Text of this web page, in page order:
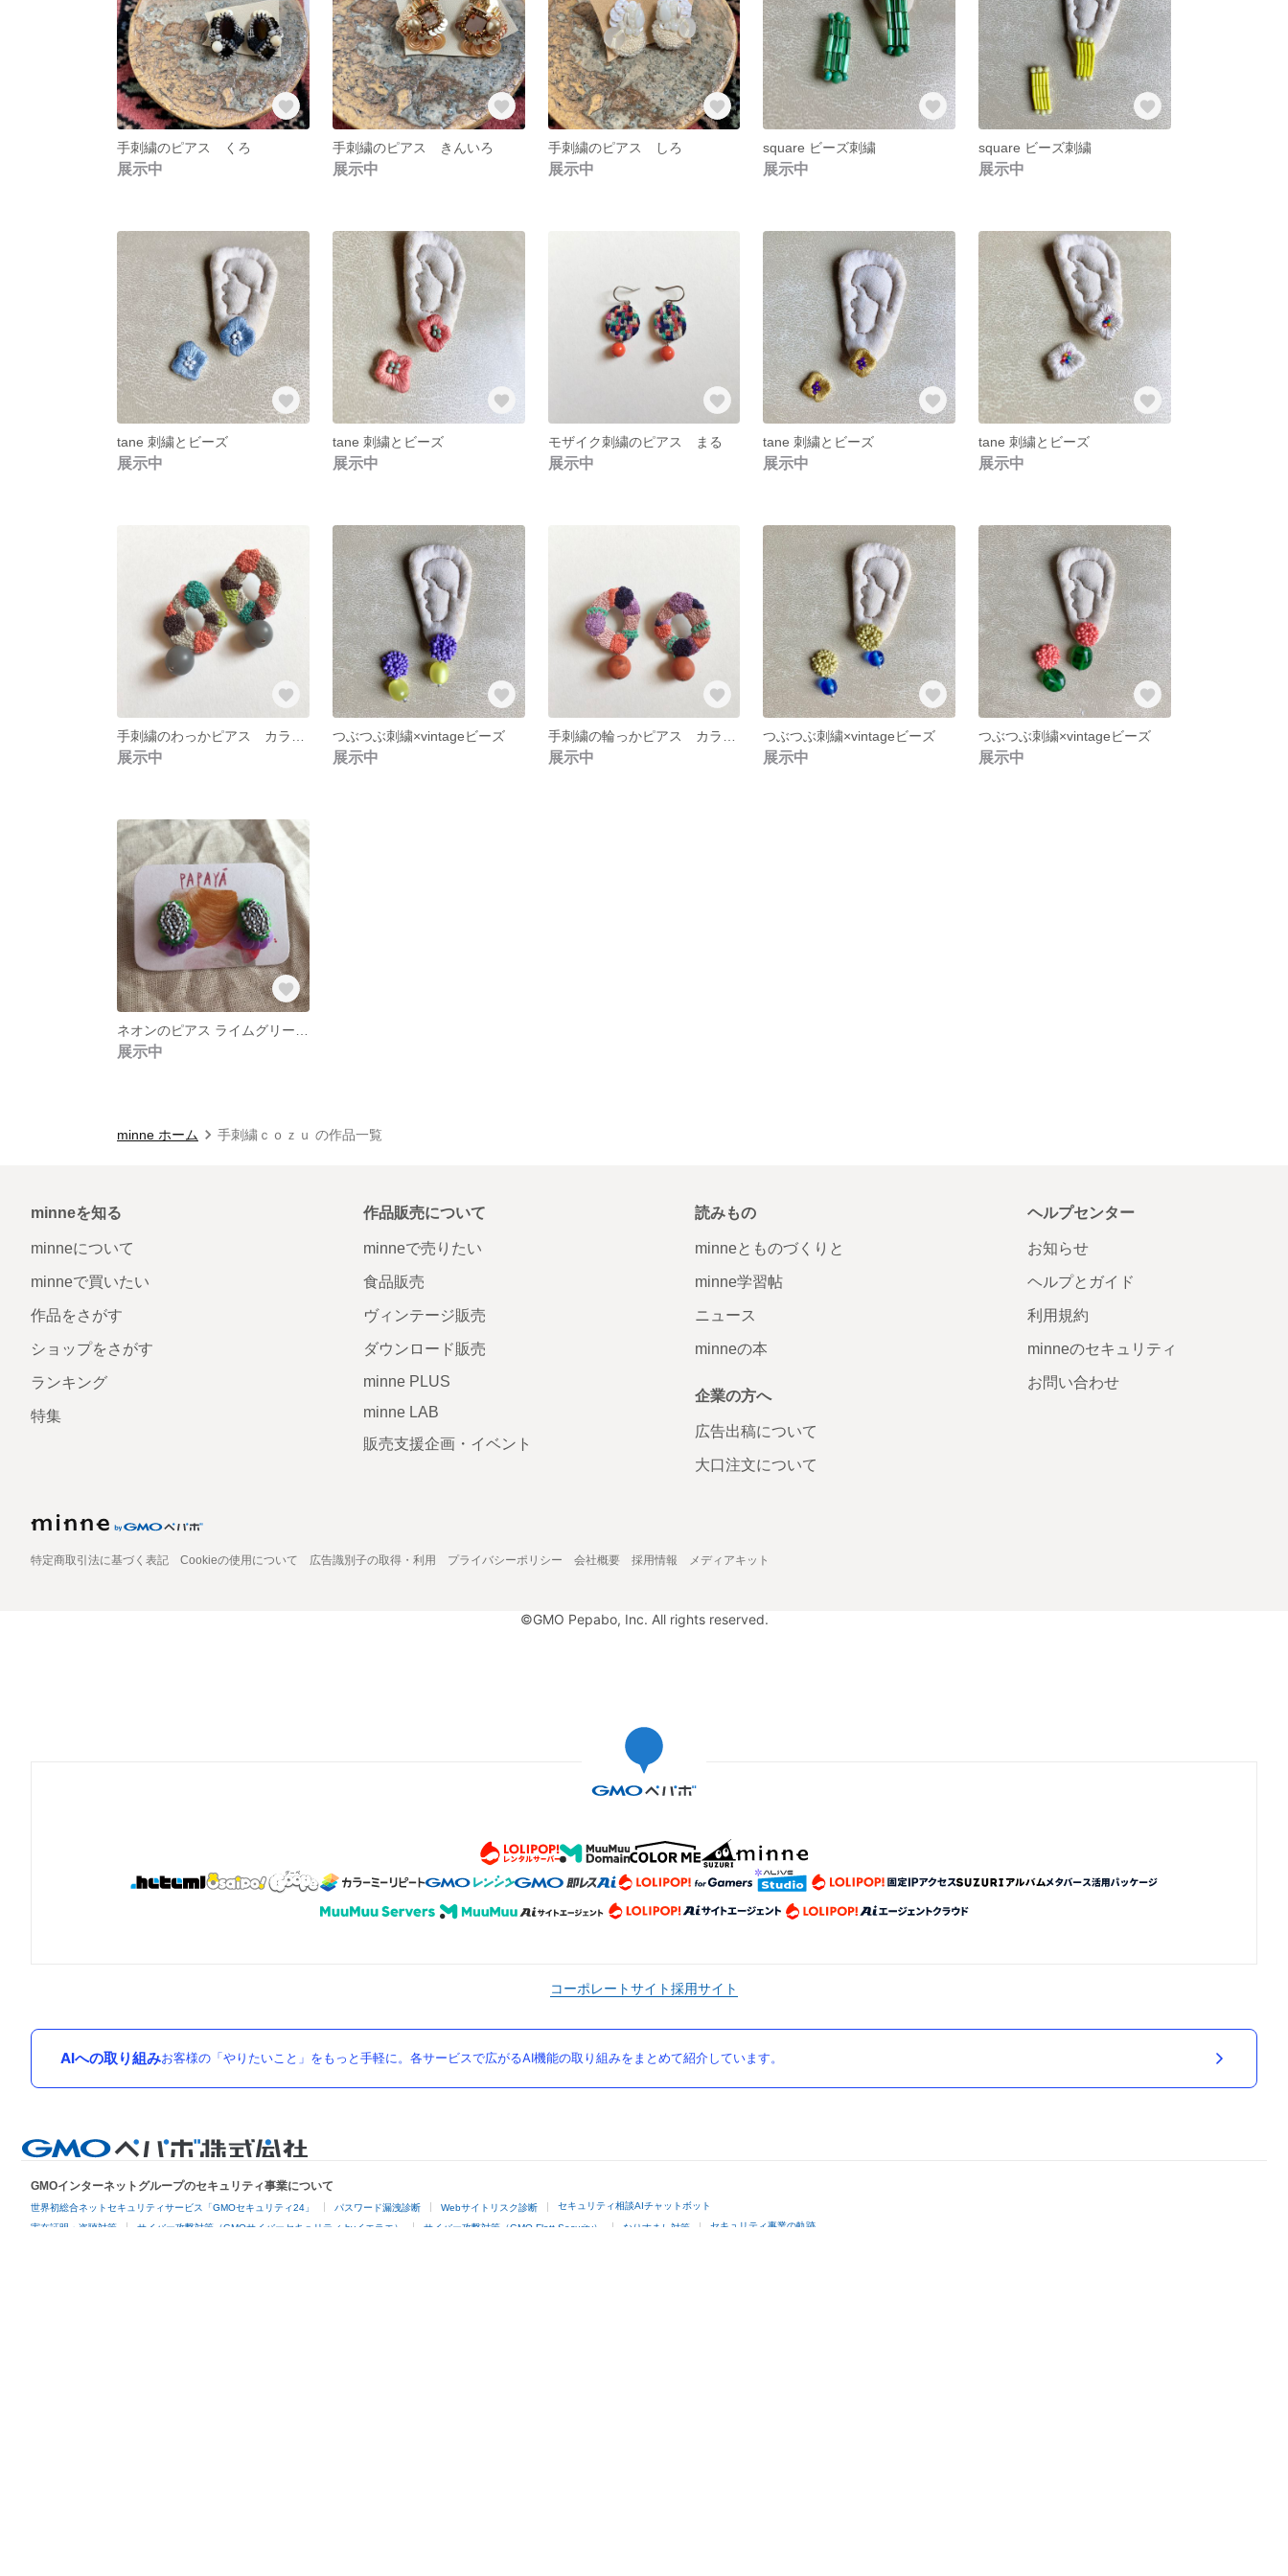
手刺繍のピアス くろ
展示中
手刺繍のピアス きんいろ
展示中
手刺繍のピアス しろ
展示中
square ビーズ刺繍
展示中
square ビーズ刺繍
展示中
tane 刺繍とビーズ
展示中
tane 刺繍とビーズ
展示中
モザイク刺繍のピアス まる
展示中
tane 刺繍とビーズ
展示中
tane 刺繍とビーズ
展示中
展示中
つぶつぶ刺繍×vintageビーズ
展示中 展示中
つぶつぶ刺繍×vintageビーズ
展示中
つぶつぶ刺繍×vintageビーズ
展示中
展示中
minne ホーム 手刺繍ｃｏｚｕ の作品一覧
minneを知る
minneについて
minneで買いたい
作品をさがす
ショップをさがす
ランキング
特集
作品販売について
minneで売りたい
食品販売
ヴィンテージ販売
ダウンロード販売
minne PLUS
minne LAB
販売支援企画・イベント
読みもの
minneとものづくりと
minne学習帖
ニュース
minneの本
企業の方へ
広告出稿について
大口注文について
ヘルプセンター
お知らせ
ヘルプとガイド
利用規約
minneのセキュリティ
お問い合わせ
特定商取引法に基づく表記 Cookieの使用について 広告識別子の取得・利用 プライバシーポリシー 会社概要 採用情報 メディアキット
©GMO Pepabo, Inc. All rights reserved.
コーポレートサイト採用サイト
AIへの取り組みお客様の「やりたいこと」をもっと手軽に。各サービスで広がるAI機能の取り組みをまとめて紹介しています。
GMOインターネットグループのセキュリティ事業について
世界初総合ネットセキュリティサービス「GMOセキュリティ24」 パスワード漏洩診断 Webサイトリスク診断 セキュリティ相談AIチャットボット
実在証明・盗聴対策 サイバー攻撃対策（GMOサイバーセキュリティ byイエラエ） サイバー攻撃対策（GMO Flatt Security） なりすまし対策 セキュリティ事業の軌跡